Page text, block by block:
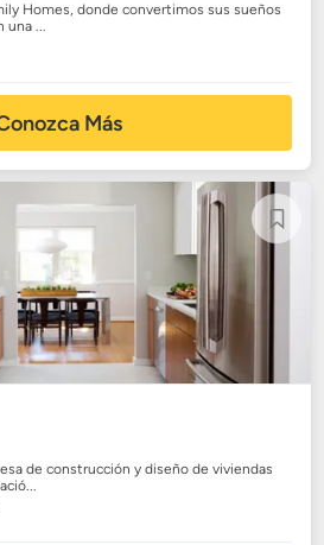
Homes, donde convertimos sus sueños
una ...
Más
de construcción y diseño de viviendas